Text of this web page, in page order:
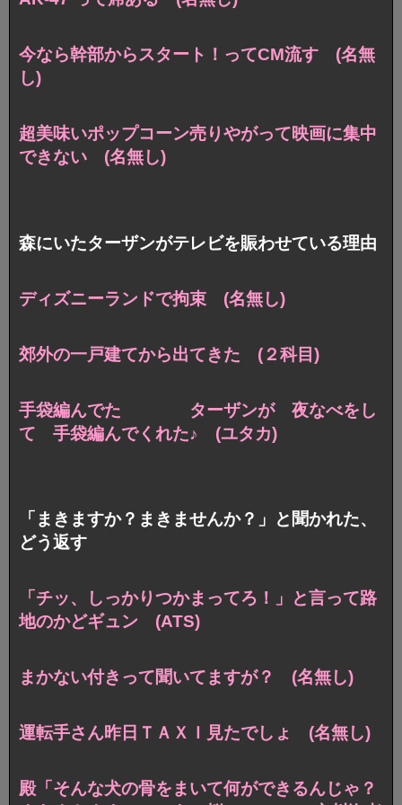
今なら幹部からスタート！ってCM流す (名無
し)
超美味いポップコーン売りやがって映画に集中
できない (名無し)
森にいたターザンがテレビを賑わせている理由
ディズニーランドで拘束 (名無し)
郊外の一戸建てから出てきた (２科目)
手袋編んでた ターザンが 夜なべをし
て 手袋編んでくれた♪ (ユタカ)
「まきますか？まきませんか？」と聞かれた、
どう返す
「チッ、しっかりつかまってろ！」と言って路
地のかどギュン (ATS)
まかない付きって聞いてますが？ (名無し)
運転手さん昨日ＴＡＸＩ見たでしょ (名無し)
殿「そんな犬の骨をまいて何ができるんじゃ？